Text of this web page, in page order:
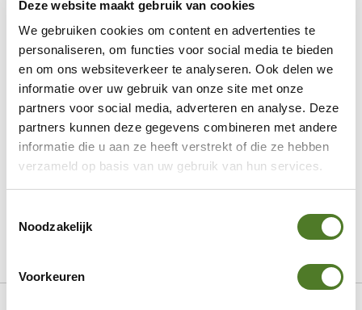
Deze website maakt gebruik van cookies
We gebruiken cookies om content en advertenties te
personaliseren, om functies voor social media te bieden
en om ons websiteverkeer te analyseren. Ook delen we
informatie over uw gebruik van onze site met onze
partners voor social media, adverteren en analyse. Deze
partners kunnen deze gegevens combineren met andere
informatie die u aan ze heeft verstrekt of die ze hebben
verzameld op basis van uw gebruik van hun services.
Noodzakelijk
Voorkeuren
NEWS
NEWS
RE-ORDER
Tendances
Charms
AW26 beauté naturelle